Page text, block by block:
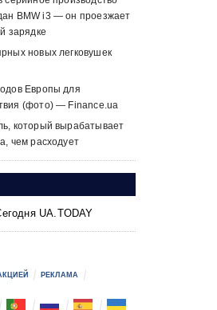
BMW i3 — он проезжает
зарядке
новых легковушек
Европы для
(фото) — Finance.ua
который вырабатывает
чем расходует
UA.TODAY
РЕКЛАМА